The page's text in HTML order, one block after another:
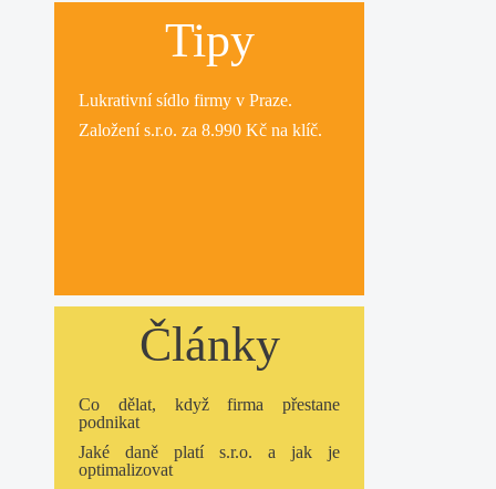
Tipy
Lukrativnísídlo firmy v Praze.
Založení s.r.o. za 8.990 Kč na klíč.
Články
Co dělat, když firma přestane
podnikat
Jaké daně platí s.r.o. a jak je
optimalizovat